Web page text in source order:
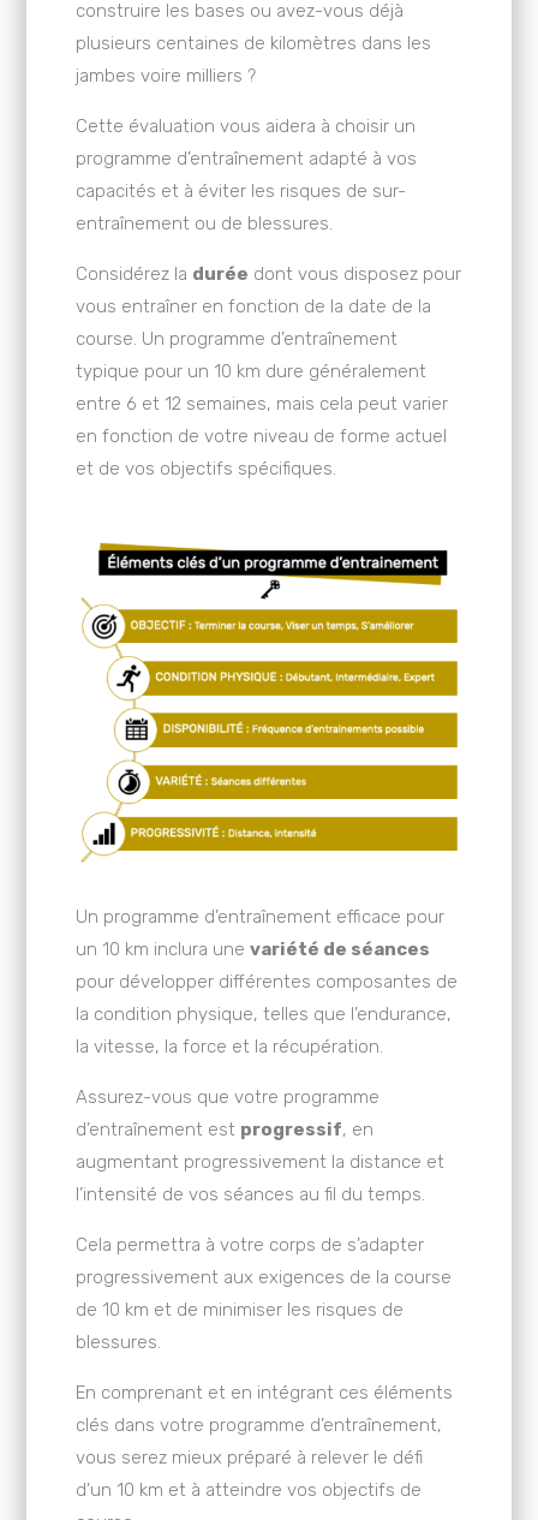
construire les bases ou avez-vous déjà
plusieurs centaines de kilomètres dans les
jambes voire milliers ?
Cette évaluation vous aidera à choisir un
programme d’entraînement adapté à vos
capacités et à éviter les risques de sur-
entraînement ou de blessures.
Considérez la durée dont vous disposez pour
vous entraîner en fonction de la date de la
course. Un programme d’entraînement
typique pour un 10 km dure généralement
entre 6 et 12 semaines, mais cela peut varier
en fonction de votre niveau de forme actuel
et de vos objectifs spécifiques.
Un programme d’entraînement efficace pour
un 10 km inclura une variété de séances
pour développer différentes composantes de
la condition physique, telles que l’endurance,
la vitesse, la force et la récupération.
Assurez-vous que votre programme
d’entraînement est progressif, en
augmentant progressivement la distance et
l’intensité de vos séances au fil du temps.
Cela permettra à votre corps de s’adapter
progressivement aux exigences de la course
de 10 km et de minimiser les risques de
blessures.
En comprenant et en intégrant ces éléments
clés dans votre programme d’entraînement,
vous serez mieux préparé à relever le défi
d’un 10 km et à atteindre vos objectifs de